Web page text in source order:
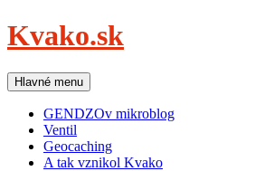
Preskočiť
na
Kvako.sk
Hľadať
Hlavné menu
GENDZOv mikroblog
Ventil
Geocaching
A tak vznikol Kvako